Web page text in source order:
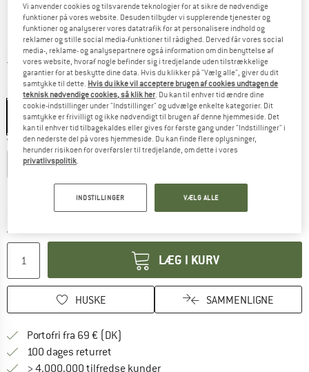
Pris:
249,95€ inkl. moms.
KR1.868,50
Gratis forsendelse(DK)Danmark. Oplysninger om
Farve:Black
Vælg en størrelse:
XS S
Størrelsestabel
Leveringstid: 4-6 arbejdsdageLinket åbnes i en infoboks og indeholder
Antal:
LÆG I KURV
HUSKE SAMMENLIGNE
Portofri fra 69 € (DK)
100 dages returret
> 4.000.000 tilfredse kunder
Vi anvender cookies og tilsvarende teknologier for at sikre de nødvendige
funktioner på vores website. Desuden tilbyder vi supplerende tjenester og
funktioner og analyserer vores datatrafik for at personalisere indhold og
reklamer og stille social media-funktioner til rådighed. Derved får vores social
media-, reklame- og analysepartnere også information om din benyttelse af
vores website, hvoraf nogle befinder sig i tredjelande uden tilstrækkelige
garantier for at beskytte dine data. Hvis du klikker på "Vælg alle", giver du dit
samtykke til dette. Hvis du ikke vil acceptere brugen af cookies undtagen de
teknisk nødvendige cookies, så klik her. Du kan til enhver tid ændre dine
cookie-indstillinger under "Indstillinger" og udvælge enkelte kategorier. Dit
samtykke er frivilligt og ikke nødvendigt til brugen af denne hjemmeside. Det
kan til enhver tid tilbagekaldes eller gives for første gang under "Indstillinger" i
den nederste del på vores hjemmeside. Du kan finde flere oplysninger,
herunder risikoen for overførsler til tredjelande, om dette i vores
privatlivspolitik.
INDSTILLINGER VÆLG ALLE